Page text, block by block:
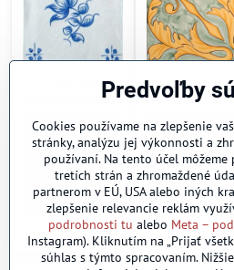
Klasické
Tradicionálne Reliéfne
Predvoľby
Cookies používame na zlepšenie
stránky, analýzu jej výkonnosti a
používaní. Na tento účel
tretích strán a zhromaždené
partnerom v EÚ, USA alebo iných
zlepšenie relevancie reklám
podrobnosti tu alebo Meta –
Instagram). Kliknutím na „Prijať
súhlas s týmto spracovaním.